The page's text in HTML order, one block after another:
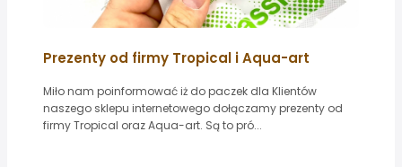
Prezenty od firmy Tropical i Aqua-art
Miło nam poinformować iż do paczek dla Klientów
naszego sklepu internetowego dołączamy prezenty od
firmy Tropical oraz Aqua-art. Są to pró...